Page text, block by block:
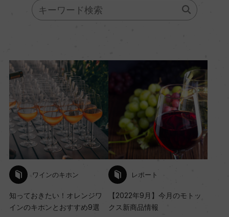
ワインのキホン
知っておきたい！オレンジワ
インのキホンとおすすめ9選
レポート
【2022年9月】今月のモトッ
クス新商品情報